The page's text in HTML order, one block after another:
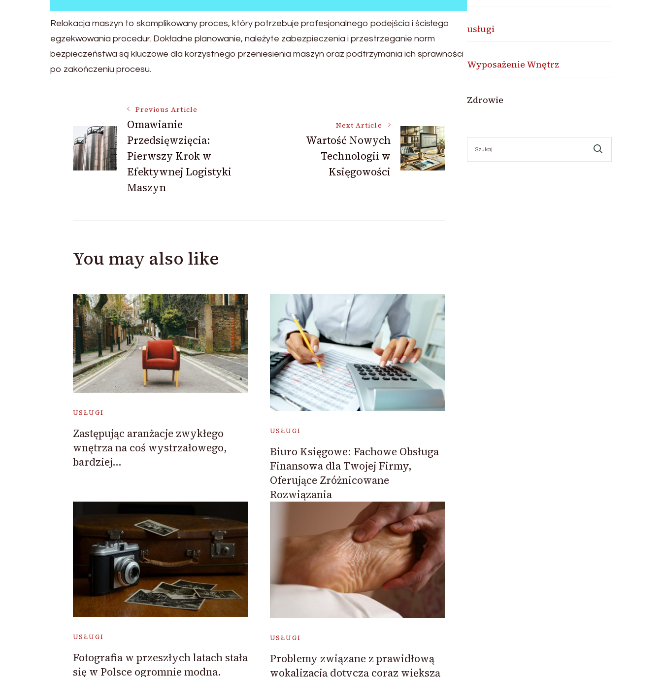
Relokacja maszyn to skomplikowany proces, który potrzebuje profesjonalnego podejścia i ścisłego
egzekwowania procedur. Dokładne planowanie, należyte zabezpieczenia i przestrzeganie norm
bezpieczeństwa są kluczowe dla korzystnego przeniesienia maszyn oraz podtrzymania ich sprawności
po zakończeniu procesu.
Navigation
Previous Article
Omawianie
Przedsięwzięcia:
Pierwszy Krok w
Efektywnej Logistyki
Maszyn
Next Article
Wartość Nowych
Technologii w
Księgowości
You may also like
USŁUGI
Zastępując aranżacje zwykłego
wnętrza na coś wystrzałowego,
bardziej…
USŁUGI
Biuro Księgowe: Fachowe Obsługa
Finansowa dla Twojej Firmy,
Oferujące Zróżnicowane
Rozwiązania
USŁUGI
Fotografia w przeszłych latach stała
się w Polsce ogromnie modna.
USŁUGI
Problemy związane z prawidłową
wokalizacją dotyczą coraz większą
usługi
Wyposażenie Wnętrz
Zdrowie